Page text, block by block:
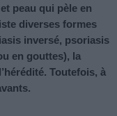
peau qui pèle en
diverses formes
inversé, psoriasis
en gouttes), la
Toutefois, à